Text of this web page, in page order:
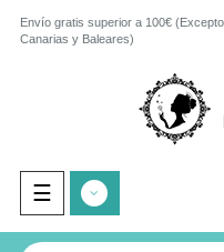
Envío gratis superior a 100€
Canarias y Baleares)
Navegación
de
palanca
☰